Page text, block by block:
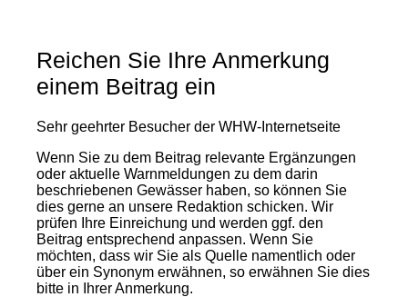
Reichen Sie Ihre Anmerkung
einem Beitrag ein
Sehr geehrter Besucher der WHW-Internetseite
Wenn Sie zu dem Beitrag relevante Ergänzungen
oder aktuelle Warnmeldungen zu dem darin
beschriebenen Gewässer haben, so können Sie
dies gerne an unsere Redaktion schicken. Wir
prüfen Ihre Einreichung und werden ggf. den
Beitrag entsprechend anpassen. Wenn Sie
möchten, dass wir Sie als Quelle namentlich oder
über ein Synonym erwähnen, so erwähnen Sie dies
bitte in Ihrer Anmerkung.